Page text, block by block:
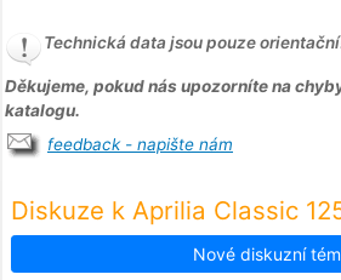
Technická data jsou pouze
Děkujeme, pokud nás upozorníte na
katalogu.
feedback - napište nám
Diskuze k Aprilia Classic
Nové diskuzní